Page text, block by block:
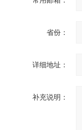
省份：
详细地址：
补充说明：